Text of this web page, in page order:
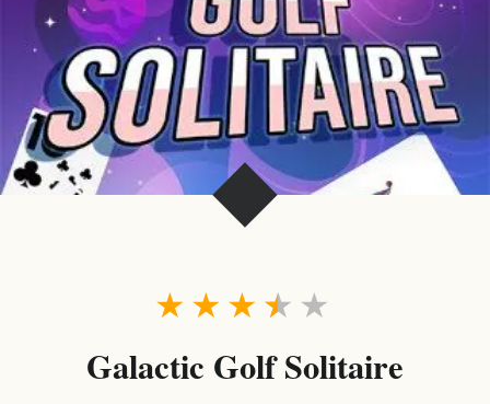
★
★
★
★
★
Galactic Golf Solitaire